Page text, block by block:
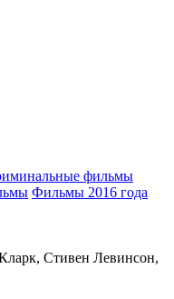
фильмы
Фильмы 2016 года
Стивен Левинсон,